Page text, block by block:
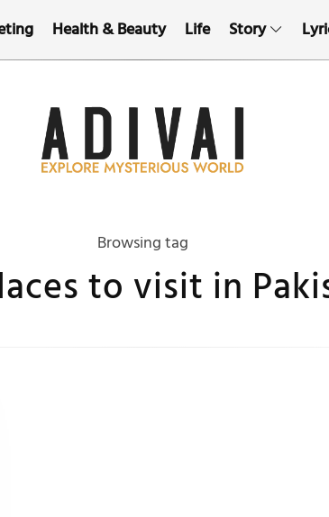
Health & Beauty Life Story
Browsing tag
to visit in